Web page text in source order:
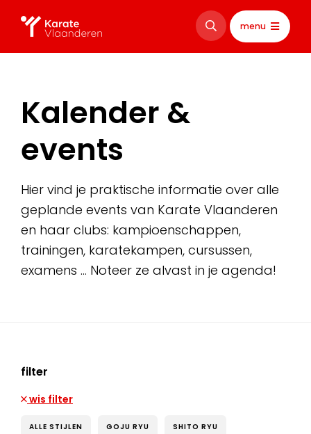
menu
Kalender &
events
Hier vind je praktische informatie over alle
geplande events van Karate Vlaanderen
en haar clubs: kampioenschappen,
trainingen, karatekampen, cursussen,
examens … Noteer ze alvast in je agenda!
filter
wis filter
ALLE STIJLEN GOJU RYU SHITO RYU